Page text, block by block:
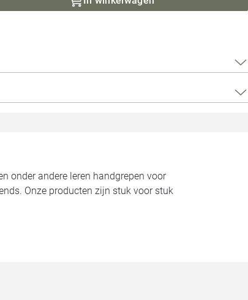
Alle
onder andere leren handgrepen voor
Onze producten zijn stuk voor stuk